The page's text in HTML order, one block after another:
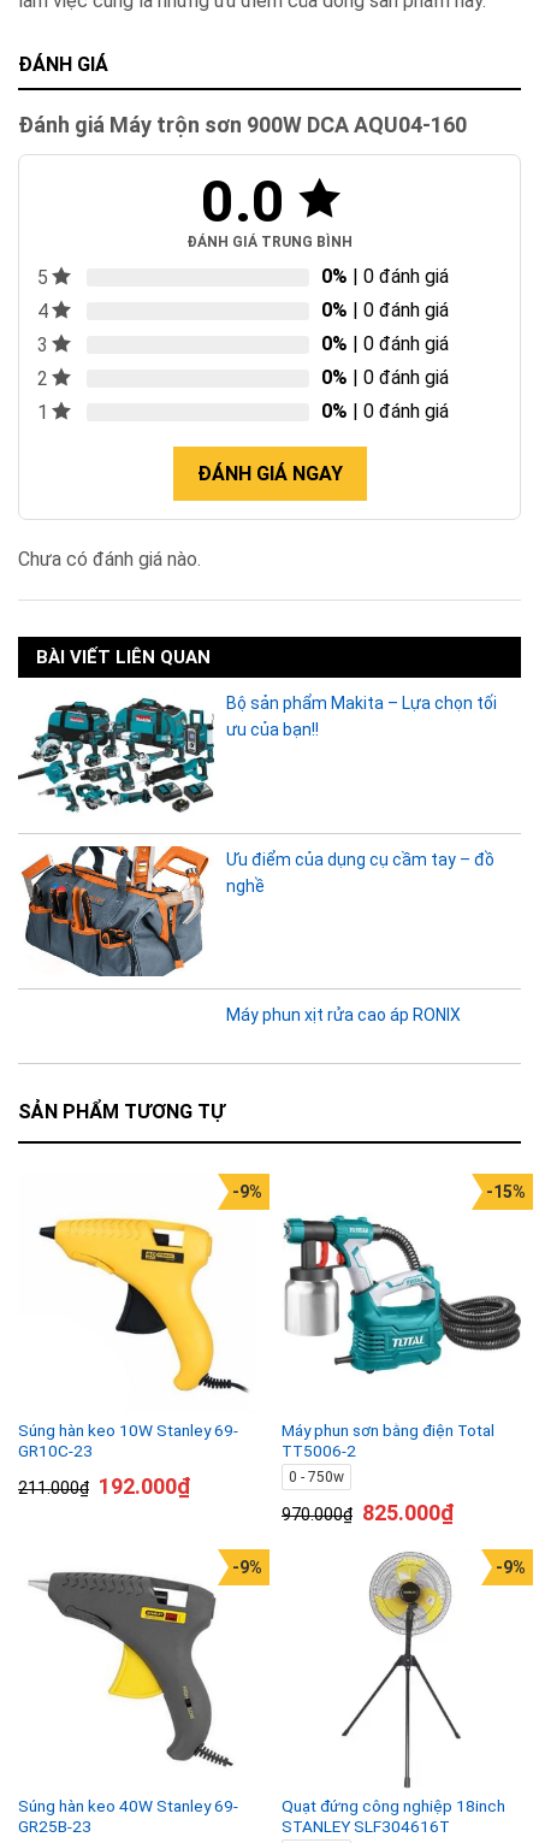
ĐÁNH GIÁ
Đánh giá Máy trộn sơn 900W DCA AQU04-160
0.0
ĐÁNH GIÁ TRUNG BÌNH
5 0% | 0 đánh giá
4
0% | 0 đánh giá
3
0% | 0 đánh giá
2
0% | 0 đánh giá
1
0% | 0 đánh giá
ĐÁNH GIÁ NGAY
Chưa có đánh giá nào.
BÀI VIẾT LIÊN QUAN
Bộ sản phẩm Makita – Lựa chọn tối
ưu của bạn!!
Ưu điểm của dụng cụ cầm tay – đồ
nghề
Máy phun xịt rửa cao áp RONIX
SẢN PHẨM TƯƠNG TỰ
Súng hàn keo 10W Stanley 69-
GR10C-23
211.000₫
-9%
192.000₫
Máy phun sơn bằng điện Total
TT5006-2
0 - 750w
970.000₫
-15%
825.000₫
Súng hàn keo 40W Stanley 69-
GR25B-23
-9%
Quạt đứng công nghiệp 18inch
STANLEY SLF304616T
-9%